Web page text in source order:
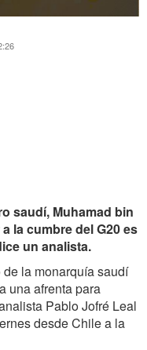
saudí, Muhamad bin
la cumbre del G20 es
un analista.
la monarquía saudí
una afrenta para
Pablo Jofré Leal
desde Chile a la